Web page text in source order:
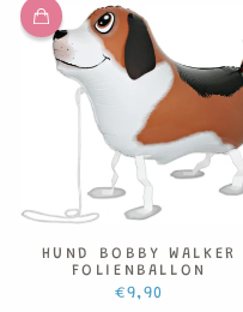
HUND BOBBY WALKER
FOLIENBALLON
€9,90